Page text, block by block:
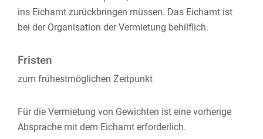
ins Eichamt zurückbringen müssen. Das Eichamt ist
bei der Organisation der Vermietung behilflich.
Fristen
zum frühestmöglichen Zeitpunkt
Für die Vermietung von Gewichten ist eine vorherige
Absprache mit dem Eichamt erforderlich.